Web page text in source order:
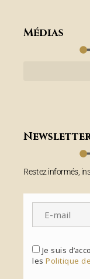
Médias
Restez informés,
Je suis
lesPolitique